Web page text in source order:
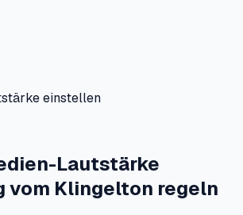
einstellen
Lautstärke
vom Klingelton regeln